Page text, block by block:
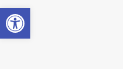
Open toolbar